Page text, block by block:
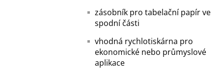
zásobník pro tabelační papír ve
spodní části
vhodná rychlotiskárna pro
ekonomické nebo průmyslové
aplikace